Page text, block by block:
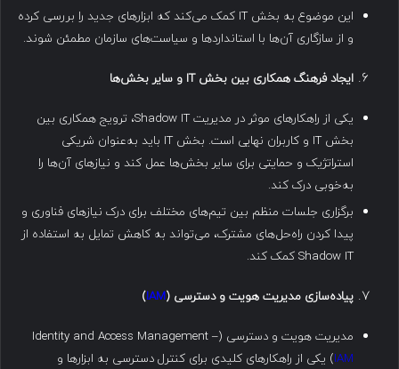
این موضوع به بخش IT کمک می‌کند که ابزارهای جدید را بررسی کرده
و از سازگاری آن‌ها با استانداردها و سیاست‌های سازمان مطمئن شوند.
ایجاد فرهنگ همکاری بین بخش IT و سایر بخش‌ها
یکی از راهکارهای موثر در مدیریت Shadow IT، ترویج همکاری بین
بخش IT و کاربران نهایی است. بخش IT باید به‌عنوان شریکی
استراتژیک و حمایتی برای سایر بخش‌ها عمل کند و نیازهای آن‌ها را
به‌خوبی درک کند.
برگزاری جلسات منظم بین تیم‌های مختلف برای درک نیازهای فناوری و
پیدا کردن راه‌حل‌های مشترک، می‌تواند به کاهش تمایل به استفاده از
Shadow IT کمک کند.
پیاده‌سازی مدیریت هویت و دسترسی (
IAM
)
مدیریت هویت و دسترسی (Identity and Access Management –
IAM) یکی از راهکارهای کلیدی برای کنترل دسترسی به ابزارها و